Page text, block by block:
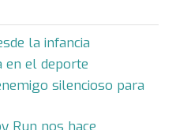
la infancia
en el deporte
silencioso para
Run nos hace